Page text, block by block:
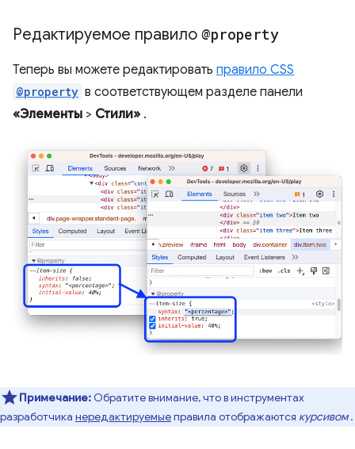
Редактируемое правило @property
Теперь вы можете редактировать правило CSS
@property в соответствующем разделе панели
«Элементы > Стили» .
Примечание: Обратите внимание, что в инструментах
разработчика нередактируемыеправила отображаются курсивом.